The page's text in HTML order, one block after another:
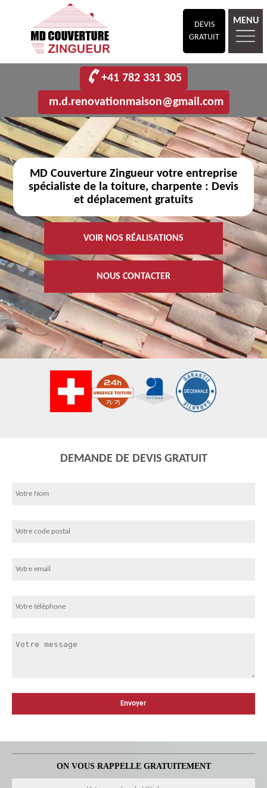
DEVIS
GRATUIT
MENU
+41 782 331 305
m.d.renovationmaison@gmail.com
MD Couverture Zingueur votre entreprise
spécialiste de la toiture, charpente : Devis
et déplacement gratuits
VOIR NOS RÉALISATIONS
NOUS CONTACTER
DEMANDE DE DEVIS GRATUIT
ON VOUS RAPPELLE GRATUITEMENT